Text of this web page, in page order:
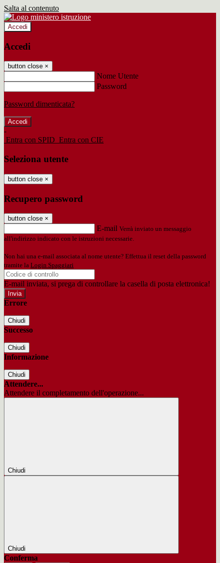
Salta al contenuto
Accedi
Accedi
button close ×
Nome Utente
Password
Password dimenticata?
-
Entra con SPID Entra con CIE
Seleziona utente
button close ×
Recupero password
button close ×
E-mail Verrà inviato un messaggio
all'indirizzo indicato con le istruzioni necessarie.
Non hai una e-mail associata al nome utente? Effettua il reset della password
tramite la Login Spaggiari
E-mail inviata, si prega di controllare la casella di posta elettronica!
Errore
Chiudi
Successo
Chiudi
Informazione
Chiudi
Attendere...
Attendere il completamento dell'operazione...
Chiudi
Chiudi
Conferma